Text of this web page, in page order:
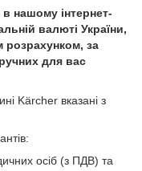
нашому інтернет-
валюті України,
розрахунком, за
для вас
Kärcher вказані з
осіб (з ПДВ) та